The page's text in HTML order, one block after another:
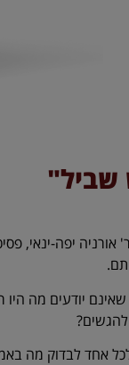
שביל"
אורניה יפה-ינאי,
יודעים מה
להגשים?
לבדוק מה באמת